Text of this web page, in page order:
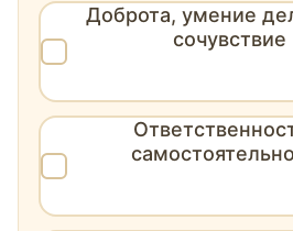
Доброта, умение
сочувствие